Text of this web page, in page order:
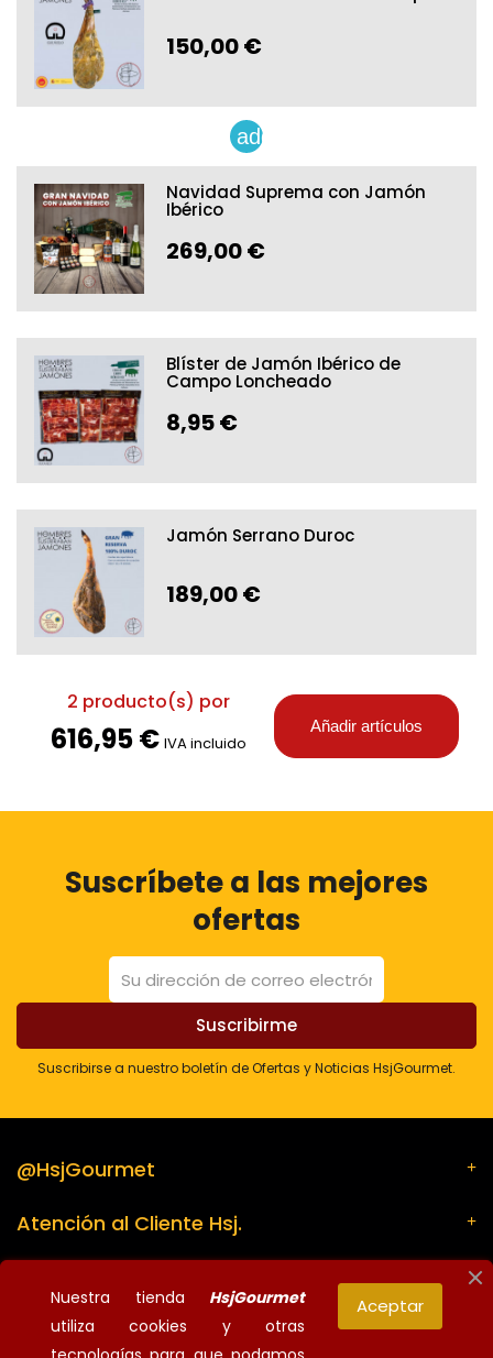
150,00 €
add
Navidad Suprema con Jamón
Ibérico
269,00 €
Blíster de Jamón Ibérico de
Campo Loncheado
8,95 €
Jamón Serrano Duroc
189,00 €
2 producto(s) por
616,95 € IVA incluido
Añadir artículos
Suscríbete a las mejores
ofertas
Suscribirse a nuestro boletín de Ofertas y Noticias HsjGourmet.
@HsjGourmet
Atención al Cliente Hsj.
Información de la tienda
Nuestra tienda HsjGourmet
utiliza cookies y otras
Aceptar